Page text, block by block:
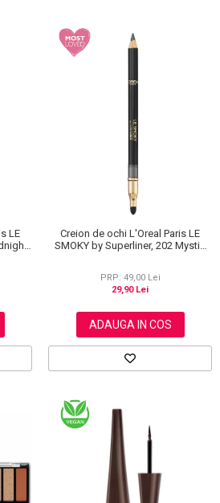
LE
Creion de ochi L'Oreal Paris LE
SMOKY by Superliner, 202 Mystic
PRP: 49,00 Lei
29,90 Lei
ADAUGA IN COS